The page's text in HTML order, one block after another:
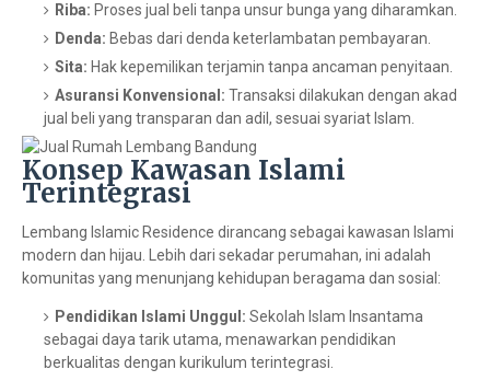
Riba: Proses jual beli tanpa unsur bunga yang diharamkan.
Denda: Bebas dari denda keterlambatan pembayaran.
Sita: Hak kepemilikan terjamin tanpa ancaman penyitaan.
Asuransi Konvensional: Transaksi dilakukan dengan akad
jual beli yang transparan dan adil, sesuai syariat Islam.
Konsep Kawasan Islami
Terintegrasi
Lembang Islamic Residence dirancang sebagai kawasan Islami
modern dan hijau. Lebih dari sekadar perumahan, ini adalah
komunitas yang menunjang kehidupan beragama dan sosial:
Pendidikan Islami Unggul: Sekolah Islam Insantama
sebagai daya tarik utama, menawarkan pendidikan
berkualitas dengan kurikulum terintegrasi.